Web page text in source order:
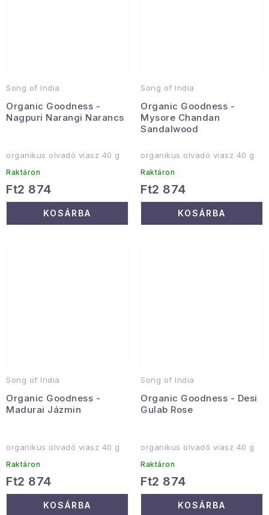
Song of India
Organic Goodness -
Nagpuri Narangi Narancs
organikus olvadó viasz 40 g
Raktáron
Ft2 874
KOSÁRBA
Song of India
Organic Goodness -
Mysore Chandan
Sandalwood
organikus olvadó viasz 40 g
Raktáron
Ft2 874
KOSÁRBA
Song of India
Organic Goodness -
Madurai Jázmin
organikus olvadó viasz 40 g
Raktáron
Ft2 874
KOSÁRBA
Song of India
Organic Goodness - Desi
Gulab Rose
organikus olvadó viasz 40 g
Raktáron
Ft2 874
KOSÁRBA